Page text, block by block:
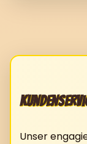
Unser